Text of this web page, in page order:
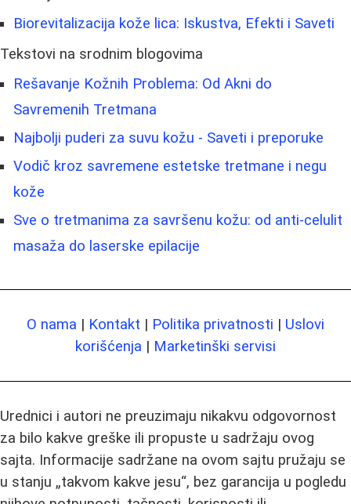
Biorevitalizacija kože lica: Iskustva, Efekti i Saveti
Tekstovi na srodnim blogovima
Rešavanje Kožnih Problema: Od Akni do
Savremenih Tretmana
Najbolji puderi za suvu kožu - Saveti i preporuke
Vodič kroz savremene estetske tretmane i negu
kože
Sve o tretmanima za savršenu kožu: od anti-celulit
masaža do laserske epilacije
O nama | Kontakt | Politika privatnosti | Uslovi
korišćenja | Marketinški servisi
Urednici i autori ne preuzimaju nikakvu odgovornost
za bilo kakve greške ili propuste u sadržaju ovog
sajta. Informacije sadržane na ovom sajtu pružaju se
u stanju „takvom kakve jesu“, bez garancija u pogledu